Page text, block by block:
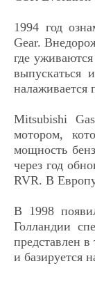
1994 год
Gear.
где
выпускаться
налаживается
Mitsubishi
мотором,
мощность
через год
RVR. В
В 1998
Голландии
представлен
и базируется